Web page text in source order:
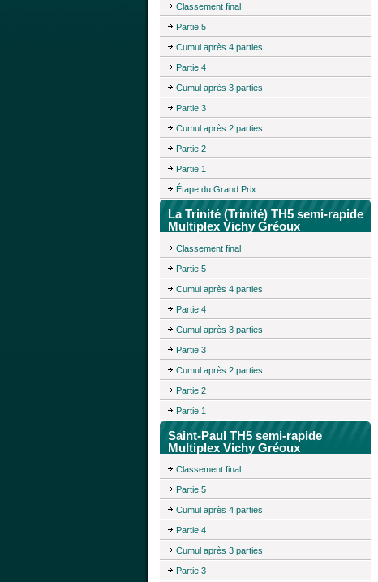
Classement final
Partie 5
Cumul après 4 parties
Partie 4
Cumul après 3 parties
Partie 3
Cumul après 2 parties
Partie 2
Partie 1
Étape du Grand Prix
La Trinité (Trinité) TH5 semi-rapide
Multiplex Vichy Gréoux
Classement final
Partie 5
Cumul après 4 parties
Partie 4
Cumul après 3 parties
Partie 3
Cumul après 2 parties
Partie 2
Partie 1
Saint-Paul TH5 semi-rapide
Multiplex Vichy Gréoux
Classement final
Partie 5
Cumul après 4 parties
Partie 4
Cumul après 3 parties
Partie 3